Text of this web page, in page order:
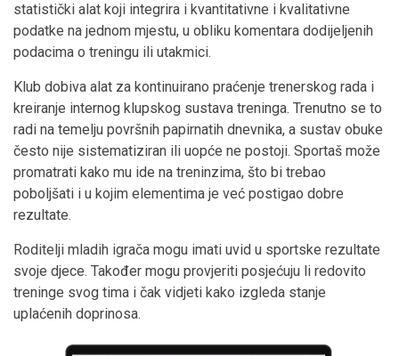
statistički alat koji integrira i kvantitativne i kvalitativne
podatke na jednom mjestu, u obliku komentara dodijeljenih
podacima o treningu ili utakmici.
Klub dobiva alat za kontinuirano praćenje trenerskog rada i
kreiranje internog klupskog sustava treninga. Trenutno se to
radi na temelju površnih papirnatih dnevnika, a sustav obuke
često nije sistematiziran ili uopće ne postoji. Sportaš može
promatrati kako mu ide na treninzima, što bi trebao
poboljšati i u kojim elementima je već postigao dobre
rezultate.
Roditelji mladih igrača mogu imati uvid u sportske rezultate
svoje djece. Također mogu provjeriti posjećuju li redovito
treninge svog tima i čak vidjeti kako izgleda stanje
uplaćenih doprinosa.